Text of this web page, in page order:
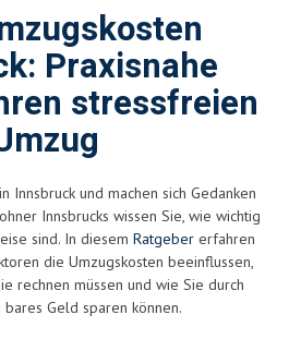
Praxisnahe
stressfreien
Innsbruck und machen sich Gedanken
Innsbrucks wissen Sie, wie wichtig
sind. In diesem Ratgebererfahren
die Umzugskosten beeinflussen,
rechnen müssen und wie Sie durch
Geld sparen können.